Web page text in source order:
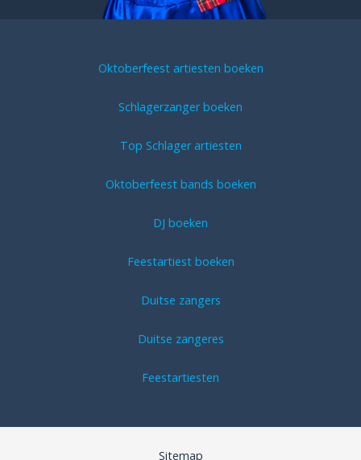
Oktoberfeest artiesten boeken
Schlagerzanger boeken
Top Schlager artiesten
Oktoberfeest bands boeken
DJ boeken
Feestartiest boeken
Duitse zangers
Duitse zangeres
Feestartiesten
Sitemap